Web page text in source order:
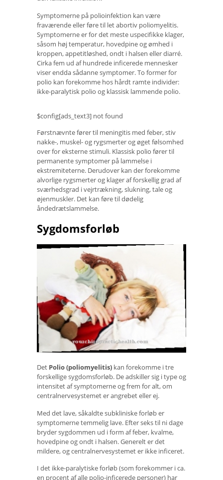
Symptomerne på polioinfektion kan være
fraværende eller føre til let abortiv poliomyelitis.
Symptomerne er for det meste uspecifikke klager,
såsom høj temperatur, hovedpine og ømhed i
kroppen, appetitløshed, ondt i halsen eller diarré.
Cirka fem ud af hundrede inficerede mennesker
viser endda sådanne symptomer. To former for
polio kan forekomme hos hårdt ramte individer:
ikke-paralytisk polio og klassisk lammende polio.
$config[ads_text3] not found
Førstnævnte fører til meningitis med feber, stiv
nakke-, muskel- og rygsmerter og øget følsomhed
over for eksterne stimuli. Klassisk polio fører til
permanente symptomer på lammelse i
ekstremiteterne. Derudover kan der forekomme
alvorlige rygsmerter og klager af forskellig grad af
sværhedsgrad i vejrtrækning, slukning, tale og
øjenmuskler. Det kan føre til dødelig
åndedrætslammelse.
Sygdomsforløb
Det Polio (poliomyelitis) kan forekomme i tre
forskellige sygdomsforløb. De adskiller sig i type og
intensitet af symptomerne og frem for alt, om
centralnervesystemet er angrebet eller ej.
Med det lave, såkaldte subkliniske forløb er
symptomerne temmelig lave. Efter seks til ni dage
bryder sygdommen ud i form af feber, kvalme,
hovedpine og ondt i halsen. Generelt er det
mildere, og centralnervesystemet er ikke inficeret.
I det ikke-paralytiske forløb (som forekommer i ca.
en procent af alle polio-inficerede personer) har